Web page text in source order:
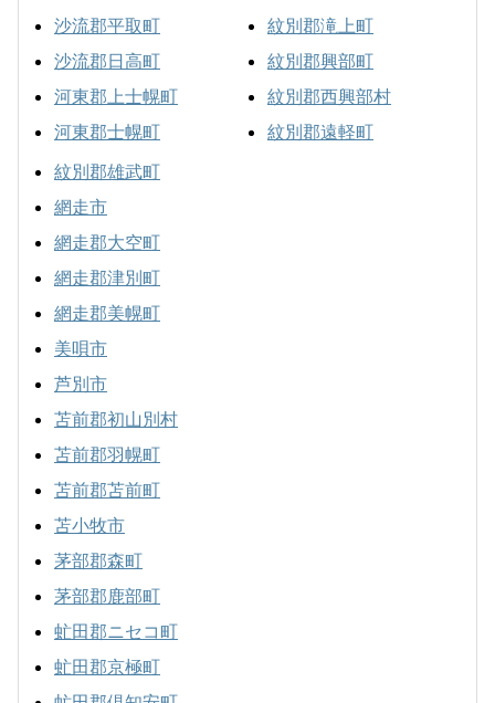
沙流郡平取町
沙流郡日高町
河東郡上士幌町
河東郡士幌町
紋別郡滝上町
紋別郡興部町
紋別郡西興部村
紋別郡遠軽町
紋別郡雄武町
網走市
網走郡大空町
網走郡津別町
網走郡美幌町
美唄市
芦別市
苫前郡初山別村
苫前郡羽幌町
苫前郡苫前町
苫小牧市
茅部郡森町
茅部郡鹿部町
虻田郡ニセコ町
虻田郡京極町